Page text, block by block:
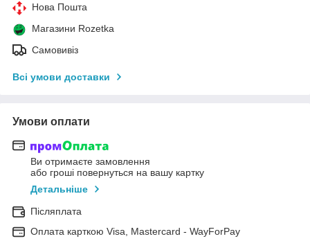
Нова Пошта
Магазини Rozetka
Самовивіз
Всі умови доставки
Умови оплати
Ви отримаєте замовлення
або гроші повернуться на вашу картку
Детальніше
Післяплата
Оплата карткою Visa, Mastercard - WayForPay